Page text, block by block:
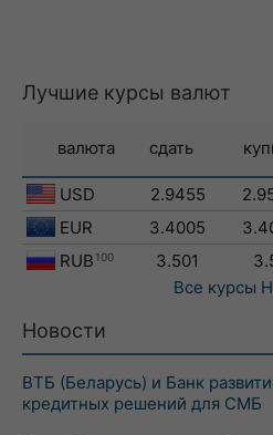
Лучшие курсы валют
валюта сдать
USD 2.9455
EUR
3.4005
RUB 100 3.501
Все курсы
Новости
ВТБ (Беларусь) и Банк
кредитных решений для СМБ